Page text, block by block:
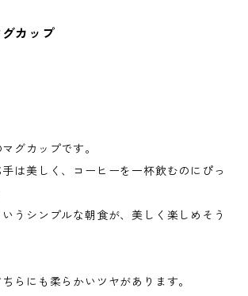
カップ
グカップです。
は美しく、コーヒーを一杯飲むのにぴっ
うシンプルな朝食が、美しく楽しめそう
らにも柔らかいツヤがあります。